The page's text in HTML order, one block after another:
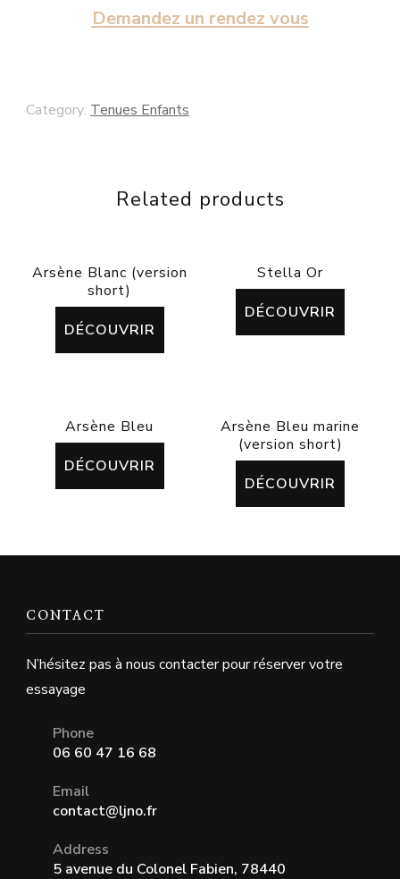
Demandez un rendez vous
Category: Tenues Enfants
Related products
Arsène Blanc (version
short)
DÉCOUVRIR
Stella Or
DÉCOUVRIR
Arsène Bleu
DÉCOUVRIR
Arsène Bleu marine
(version short)
DÉCOUVRIR
CONTACT
N’hésitez pas à nous contacter pour réserver votre
essayage
Phone
06 60 47 16 68
Email
contact@ljno.fr
Address
5 avenue du Colonel Fabien, 78440